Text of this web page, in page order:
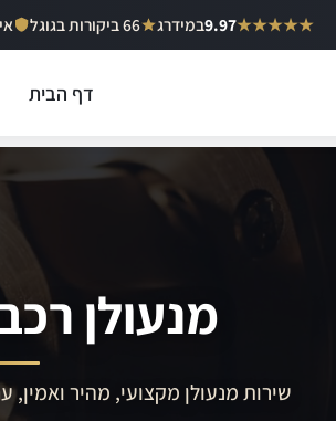
★★★★★
9.97במידרג 66 ביקורות בגוגל
דף הבית
מנעולן
שירות מנעולן מקצועי, מהיר ואמין, עם